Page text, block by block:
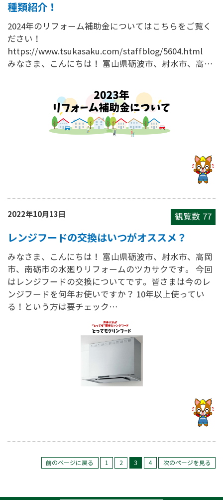
種類紹介！
2024年のリフォーム補助金についてはこちらをご覧く
ださい！
https://www.tsukasaku.com/staffblog/5604.html
みなさま、こんにちは！ 富山県砺波市、射水市、高…
2022年10月13日 観覧数 77
レンジフードの交換はいつがオススメ？
みなさま、こんにちは！ 富山県砺波市、射水市、高岡
市、南砺市の水廻りリフォームのツカサクです。 今回
はレンジフードの交換についてです。皆さまは今のレ
ンジフードを何年お使いですか？ 10年以上使ってい
る！という方は要チェック…
前のページに戻る 1 2 3 4 次のページを見る